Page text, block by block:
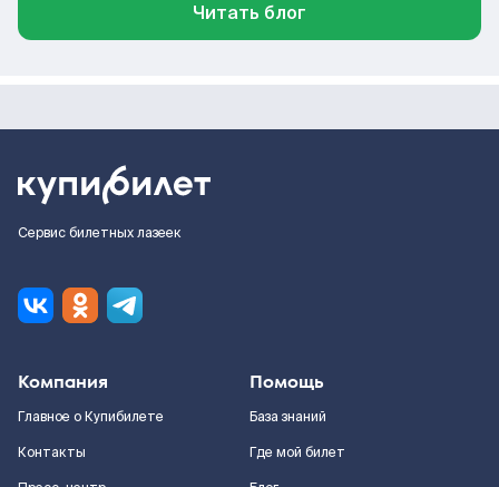
Читать блог
Сервис билетных лазеек
Компания
Главное о Купибилете
Контакты
Помощь
База знаний
Где мой билет